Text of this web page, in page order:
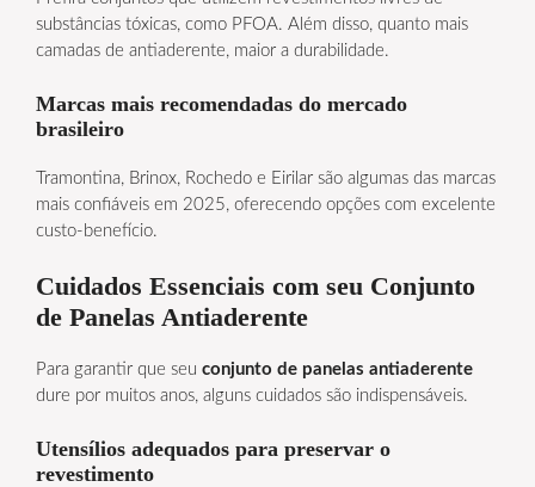
substâncias tóxicas, como PFOA. Além disso, quanto mais
camadas de antiaderente, maior a durabilidade.
Marcas mais recomendadas do mercado
brasileiro
Tramontina, Brinox, Rochedo e Eirilar são algumas das marcas
mais confiáveis em 2025, oferecendo opções com excelente
custo-benefício.
Cuidados Essenciais com seu Conjunto
de Panelas Antiaderente
Para garantir que seu conjunto de panelas antiaderente
dure por muitos anos, alguns cuidados são indispensáveis.
Utensílios adequados para preservar o
revestimento